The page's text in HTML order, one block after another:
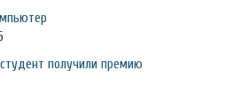
получили премию